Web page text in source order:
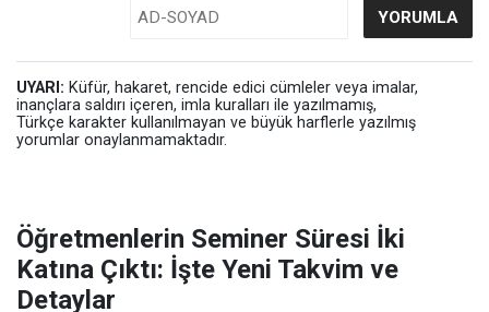
UYARI: Küfür, hakaret, rencide edici cümleler veya imalar,
inançlara saldırı içeren, imla kuralları ile yazılmamış,
Türkçe karakter kullanılmayan ve büyük harflerle yazılmış
yorumlar onaylanmamaktadır.
Öğretmenlerin Seminer Süresi İki
Katına Çıktı: İşte Yeni Takvim ve
Detaylar